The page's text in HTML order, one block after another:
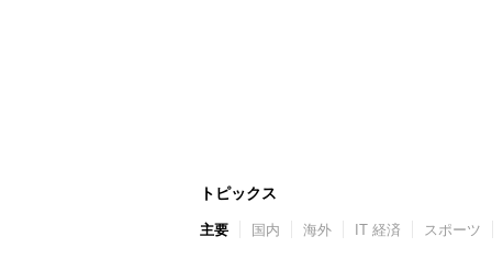
トピックス
主要 国内 海外 IT 経済 スポーツ